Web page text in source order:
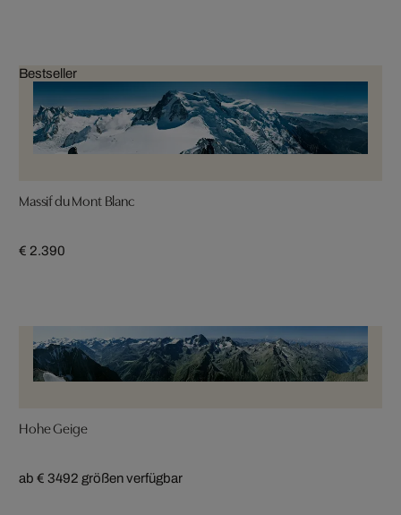
Bestseller
Massif du Mont Blanc
€ 2.390
Hohe Geige
ab € 3492 größen verfügbar